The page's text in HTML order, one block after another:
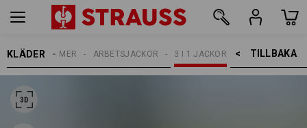
KLÄDER TILLBAKA    >
3 I 1 JACKOR
ARBETSJACKOR
DAMER